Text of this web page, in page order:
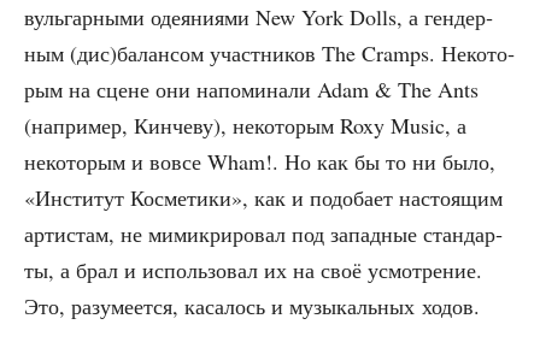
вуль­гар­ны­ми оде­я­ни­я­ми New York Dolls, а ген­дер­
ным (дис)балансом участ­ни­ков The Cramps. Неко­то­
рым на сцене они напо­ми­на­ли Adam & The Ants
(напри­мер, Кин­че­ву), неко­то­рым Roxy Music, а
неко­то­рым и вовсе Wham!. Но как бы то ни было,
«Инсти­тут Кос­ме­ти­ки», как и подо­ба­ет насто­я­щим
арти­стам, не мимик­ри­ро­вал под запад­ные стан­дар­
ты, а брал и исполь­зо­вал их на своё усмот­ре­ние.
Это, разу­ме­ет­ся, каса­лось и музы­каль­ных ходов.